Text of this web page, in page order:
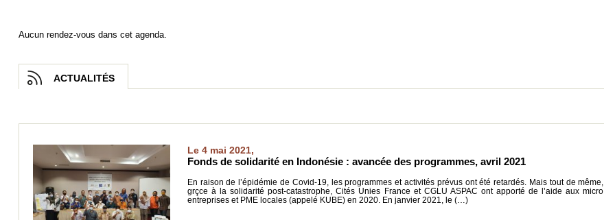
Aucun rendez-vous dans cet agenda.
ACTUALITÉS
Le 4 mai 2021,
Fonds de solidarité en Indonésie : avancée des programmes, avril 2021
En raison de l’épidémie de Covid-19, les programmes et activités prévus ont été retardés. Mais tout de même,
grçce à la solidarité post-catastrophe, Cités Unies France et CGLU ASPAC ont apporté de l’aide aux micro
entreprises et PME locales (appelé KUBE) en 2020. En janvier 2021, le (…)